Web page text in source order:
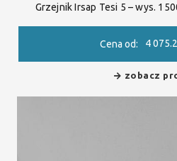
Grzejnik Irsap Tesi 5 – wys.
Cena od: 4
zobacz